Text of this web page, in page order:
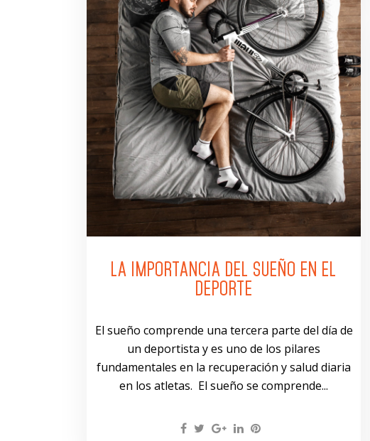
LA IMPORTANCIA DEL SUEÑO EN EL
DEPORTE
El sueño comprende una tercera parte del día de
un deportista y es uno de los pilares
fundamentales en la recuperación y salud diaria
en los atletas. El sueño se comprende...